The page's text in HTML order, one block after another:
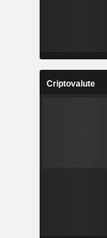
Criptovalute